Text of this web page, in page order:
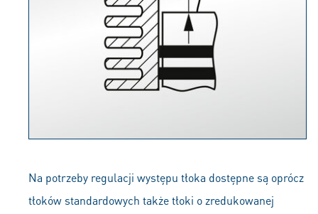
Na potrzeby regulacji występu tłoka dostępne są oprócz
tłoków standardowych także tłoki o zredukowanej